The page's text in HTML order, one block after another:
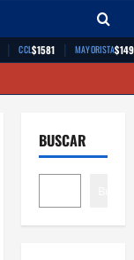
| CCL$1581 | MAYORISTA
BUSCAR